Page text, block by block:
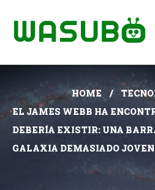
HOME
EL JAMES WEBB HA
DEBERÍA EXISTIR: UNA
GALAXIA DEMASIADO